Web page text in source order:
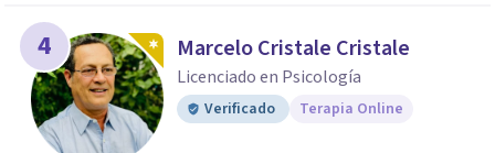
4 Marcelo Cristale Cristale
Licenciado en Psicología
Verificado Terapia Online